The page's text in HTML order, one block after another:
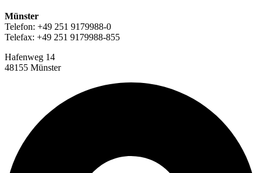
Münster
Telefon: +49 251 9179988-0
Telefax: +49 251 9179988-855
Hafenweg 14
48155 Münster